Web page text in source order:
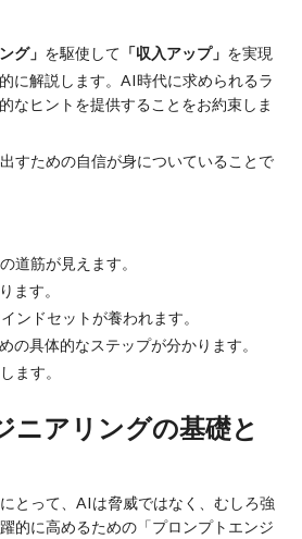
グ」 を駆使して 「収入アップ」 を実現
に解説します。AI時代に求められるラ
なヒントを提供することをお約束しま
すための自信が身についていることで
道筋が見えます。
ます。
ンドセットが養われます。
の具体的なステップが分かります。
ます。
ニアリングの基礎と
とって、AIは脅威ではなく、むしろ強
的に高めるための「プロンプトエンジ